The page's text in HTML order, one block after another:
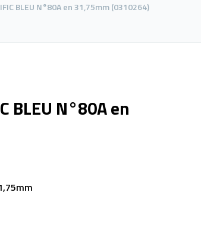
BLEU N°80A en 31,75mm (0310264)
BLEU N°80A en